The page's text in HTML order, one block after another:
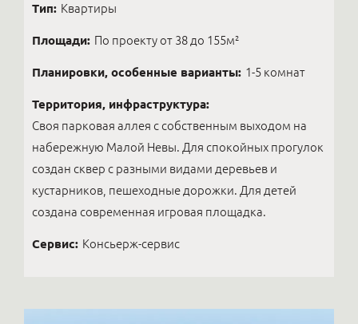
Тип: Квартиры
Площади: По проекту от 38 до 155м²
Планировки, особенные варианты: 1-5 комнат
Территория, инфраструктура:
Своя парковая аллея с собственным выходом на
набережную Малой Невы. Для спокойных прогулок
создан сквер с разными видами деревьев и
кустарников, пешеходные дорожки. Для детей
создана современная игровая площадка.
Сервис: Консьерж-сервис